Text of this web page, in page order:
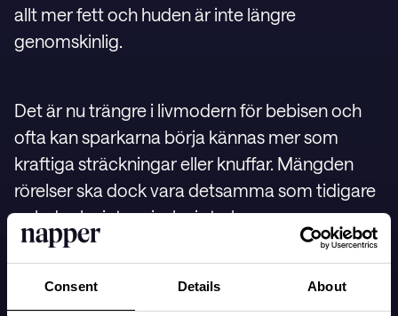
Consent Details About
allt mer fett och huden är inte längre
genomskinlig.
Det är nu trängre i livmodern för bebisen och
ofta kan sparkarna börja kännas mer som
kraftiga sträckningar eller knuffar. Mängden
rörelser ska dock vara detsamma som tidigare
och de ska inte minska i styrka.
Under de närmaste veckorna vänder sig de